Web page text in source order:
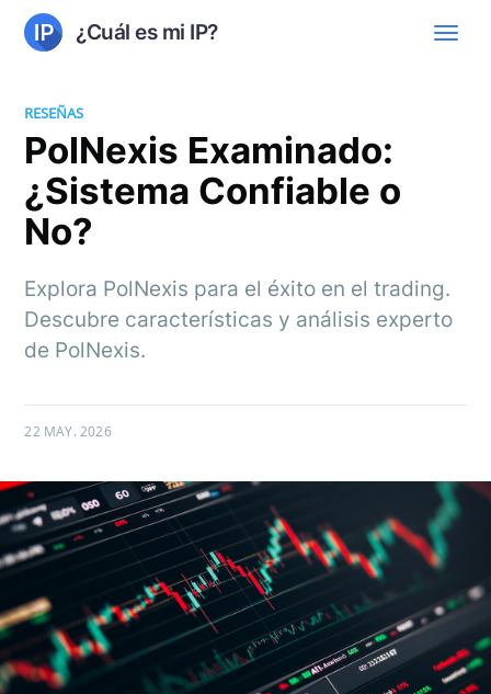
¿Cuál es mi IP?
RESEÑAS
PolNexis Examinado:
¿Sistema Confiable o
No?
Explora PolNexis para el éxito en el trading.
Descubre características y análisis experto
de PolNexis.
22 MAY. 2026